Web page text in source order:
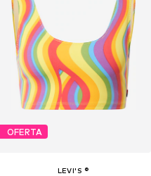
OFERTA
LEVI'S ®